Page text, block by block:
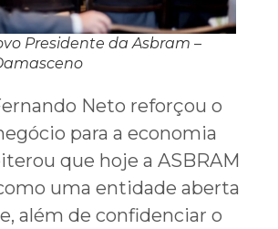
Presidente da Asbram –
Neto reforçou o
para a economia
que hoje a ASBRAM
uma entidade aberta
além de confidenciar o